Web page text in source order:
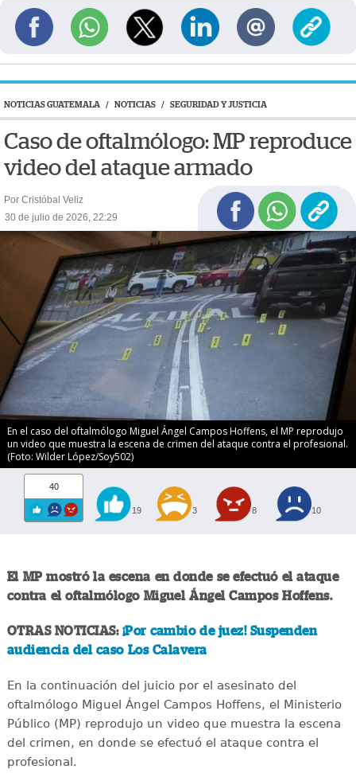
NOTICIAS GUATEMALA / NOTICIAS / SEGURIDAD Y JUSTICIA
Caso de oftalmólogo: MP reproduce
video del ataque armado
Por Cristóbal Veliz
30 de julio de 2026, 22:29
En el caso del oftalmólogo Miguel Ángel Campos Hoffens, el MP reprodujo
un video que muestra la escena de crimen del ataque contra el profesional.
(Foto: Wilder López/Soy502)
40
19 3 8 10
El MP mostró la escena en donde se efectuó el ataque
contra el oftalmólogo Miguel Ángel Campos Hoffens.
OTRAS NOTICIAS: ¡Por cambio de juez! Suspenden
audiencia del caso Los Calavera
En la continuación del juicio por el asesinato del
oftalmólogo Miguel Ángel Campos Hoffens, el Ministerio
Público (MP) reprodujo un video que muestra la escena
del crimen, en donde se efectuó el ataque contra el
profesional.